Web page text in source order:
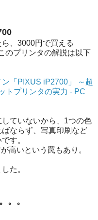
、3000円で買える
のプリンタの解説は以下
ン「PIXUS iP2700」 ～超
トプリンタの実力 - PC
ていないから、1つの色
ならず、写真印刷など
す。
高いという罠もあり。
た。
。。